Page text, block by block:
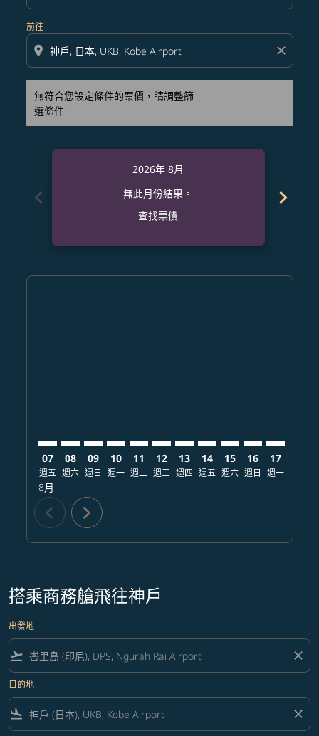
前往
location_on close
無符合您設定條件的票價，請調整篩
選條件。
chevron_left
2026年 8月
無此月份結果。
查找票價
chevron_right
07
週五
8月
08
週六
09
週日
10
週一
11
週二
12
週三
13
週四
14
週五
15
週六
16
週日
17
週一
chevron_left chevron_right
搭乘商務艙飛往神戶
出發地
flight_takeoff close
目的地
flight_land close